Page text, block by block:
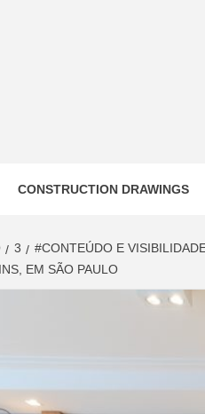
CONSTRUCTION DRAWINGS
3
#CONTEÚDO E
EM SÃO PAULO